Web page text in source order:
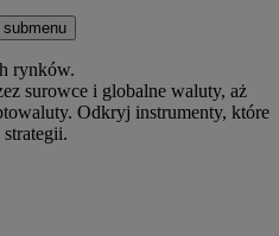
submenu
rynków.
surowce i globalne waluty, aż
Odkryj instrumenty, które